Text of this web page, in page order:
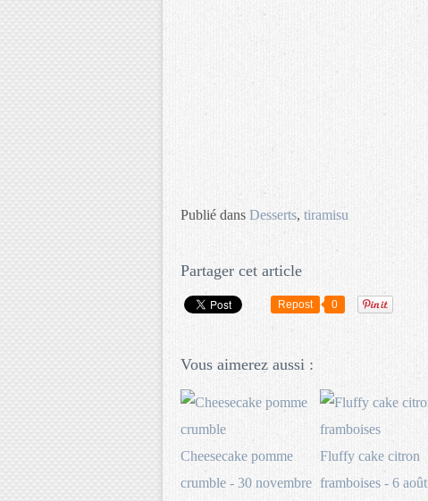
Publié dans Desserts, tiramisu
Partager cet article
Repost 0
Vous aimerez aussi :
Cheesecake pomme
crumble - 30 novembre
Fluffy cake citron
framboises - 6 août